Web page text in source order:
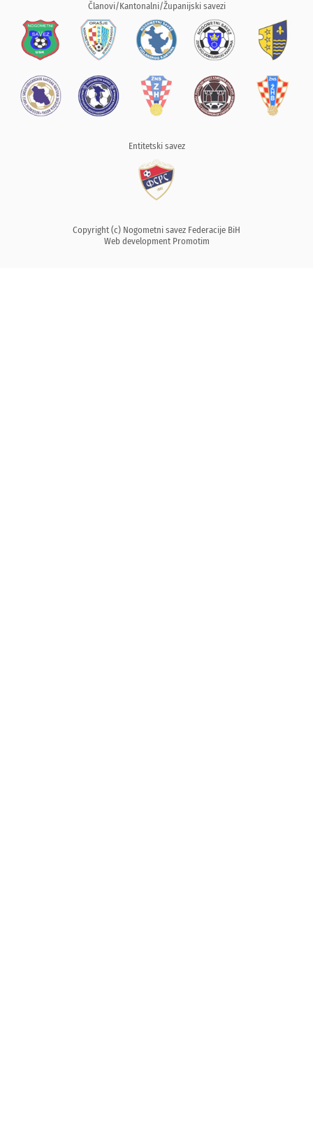
Članovi/Kantonalni/Županijski savezi
Entitetski savez
Copyright (c) Nogometni savez Federacije BiH
Web development Promotim